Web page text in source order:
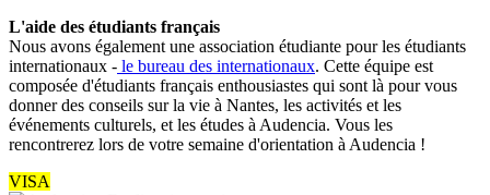
L'aide des étudiants français
Nous avons également une association étudiante pour les étudiants
internationaux - le bureau des internationaux. Cette équipe est
composée d'étudiants français enthousiastes qui sont là pour vous
donner des conseils sur la vie à Nantes, les activités et les
événements culturels, et les études à Audencia. Vous les
rencontrerez lors de votre semaine d'orientation à Audencia !
VISA